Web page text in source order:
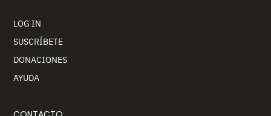
LOG IN
SUSCRÍBETE
DONACIONES
AYUDA